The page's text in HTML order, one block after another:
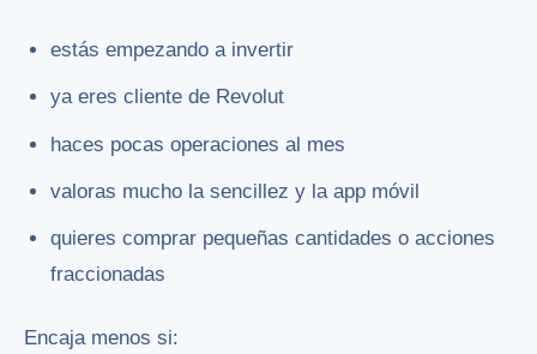
estás empezando a invertir
ya eres cliente de Revolut
haces pocas operaciones al mes
valoras mucho la sencillez y la app móvil
quieres comprar pequeñas cantidades o acciones
fraccionadas
Encaja menos si: